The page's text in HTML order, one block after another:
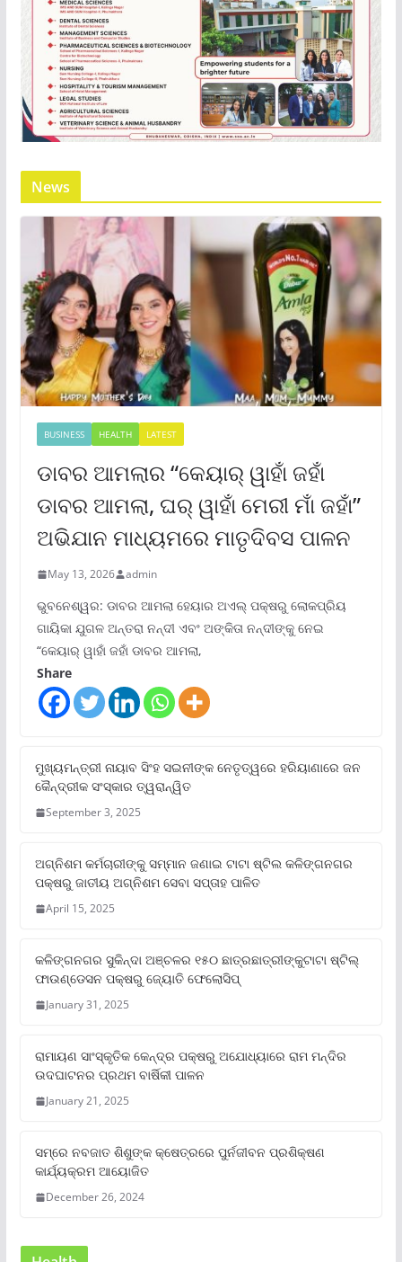
News
BUSINESS HEALTH LATEST
ଡାବର ଆମଲାର “କେୟାର୍ ୱାହାଁ ଜହାଁ
ଡାବର ଆମଲା, ଘର୍ ୱାହାଁ ମେରୀ ମାଁ ଜହାଁ”
ଅଭିଯାନ ମାଧ୍ୟମରେ ମାତୃଦିବସ ପାଳନ
May 13, 2026 admin
ଭୁବନେଶ୍ୱର: ଡାବର ଆମଲା ହେୟାର ଅଏଲ୍ ପକ୍ଷରୁ ଲୋକପ୍ରିୟ
ଗାୟିକା ଯୁଗଳ ଅନ୍ତରା ନନ୍ଦୀ ଏବଂ ଅଙ୍କିତା ନନ୍ଦୀଙ୍କୁ ନେଇ
“କେୟାର୍ ୱାହାଁ ଜହାଁ ଡାବର ଆମଲା,
Share
ମୁଖ୍ୟମନ୍ତ୍ରୀ ନାୟାବ ସିଂହ ସଇନୀଙ୍କ ନେତୃତ୍ୱରେ ହରିୟାଣାରେ ଜନ
କୈନ୍ଦ୍ରୀକ ସଂସ୍କାର ତ୍ୱରାନ୍ୱିତ
September 3, 2025
ଅଗ୍ନିଶମ କର୍ମଚାରୀଙ୍କୁ ସମ୍ମାନ ଜଣାଇ ଟାଟା ଷ୍ଟିଲ କଳିଙ୍ଗନଗର
ପକ୍ଷରୁ ଜାତୀୟ ଅଗ୍ନିଶମ ସେବା ସପ୍ତାହ ପାଳିତ
April 15, 2025
କଳିଙ୍ଗନଗର ସୁକିନ୍ଦା ଅଞ୍ଚଳର ୧୫୦ ଛାତ୍ରଛାତ୍ରୀଙ୍କୁଟାଟା ଷ୍ଟିଲ୍
ଫାଉଣ୍ଡେସନ ପକ୍ଷରୁ ଜ୍ୟୋତି ଫେଲୋସିପ୍‌
January 31, 2025
ରାମାୟଣ ସାଂସ୍କୃତିକ କେନ୍ଦ୍ର ପକ୍ଷରୁ ଅଯୋଧ୍ୟାରେ ରାମ ମନ୍ଦିର
ଉଦଘାଟନର ପ୍ରଥମ ବାର୍ଷିକୀ ପାଳନ
January 21, 2025
ସମ୍‌ରେ ନବଜାତ ଶିଶୁଙ୍କ କ୍ଷେତ୍ରରେ ପୁର୍ନଜୀବନ ପ୍ରଶିକ୍ଷଣ
କାର୍ଯ୍ୟକ୍ରମ ଆୟୋଜିତ
December 26, 2024